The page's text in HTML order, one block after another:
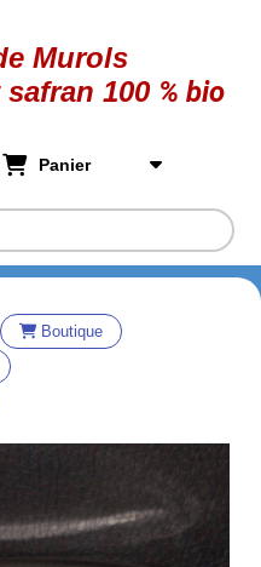
Murols
100 % bio
Panier
Boutique